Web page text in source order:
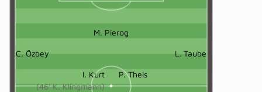
M. Pierog
C. Özbey L. Taube
I. Kurt
(46' K. Klingmann)
P. Theis